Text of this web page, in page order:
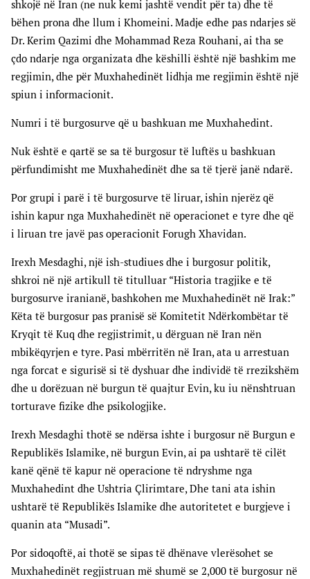
shkojë në Iran (ne nuk kemi jashtë vendit për ta) dhe të
bëhen prona dhe llum i Khomeini. Madje edhe pas ndarjes së
Dr. Kerim Qazimi dhe Mohammad Reza Rouhani, ai tha se
çdo ndarje nga organizata dhe këshilli është një bashkim me
regjimin, dhe për Muxhahedinët lidhja me regjimin është një
spiun i informacionit.
Numri i të burgosurve që u bashkuan me Muxhahedint.
Nuk është e qartë se sa të burgosur të luftës u bashkuan
përfundimisht me Muxhahedinët dhe sa të tjerë janë ndarë.
Por grupi i parë i të burgosurve të liruar, ishin njerëz që
ishin kapur nga Muxhahedinët në operacionet e tyre dhe që
i liruan tre javë pas operacionit Forugh Xhavidan.
Irexh Mesdaghi, një ish-studiues dhe i burgosur politik,
shkroi në një artikull të titulluar “Historia tragjike e të
burgosurve iranianë, bashkohen me Muxhahedinët në Irak:”
Këta të burgosur pas pranisë së Komitetit Ndërkombëtar të
Kryqit të Kuq dhe regjistrimit, u dërguan në Iran nën
mbikëqyrjen e tyre. Pasi mbërritën në Iran, ata u arrestuan
nga forcat e sigurisë si të dyshuar dhe individë të rrezikshëm
dhe u dorëzuan në burgun të quajtur Evin, ku iu nënshtruan
torturave fizike dhe psikologjike.
Irexh Mesdaghi thotë se ndërsa ishte i burgosur në Burgun e
Republikës Islamike, në burgun Evin, ai pa ushtarë të cilët
kanë qënë të kapur në operacione të ndryshme nga
Muxhahedint dhe Ushtria Çlirimtare, Dhe tani ata ishin
ushtarë të Republikës Islamike dhe autoritetet e burgjeve i
quanin ata “Musadi”.
Por sidoqoftë, ai thotë se sipas të dhënave vlerësohet se
Muxhahedinët regjistruan më shumë se 2,000 të burgosur në